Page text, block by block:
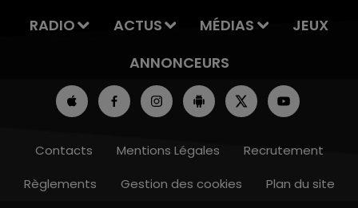
RADIO ACTUS MÉDIAS
JEUX
ANNONCEURS
Contacts Mentions Légales
Recrutement
Règlements
Gestion des cookies Plan du site